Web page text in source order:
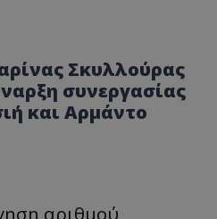
Σκυλλούρας
συνεργασίας
και Αρμάντο
αριθμού